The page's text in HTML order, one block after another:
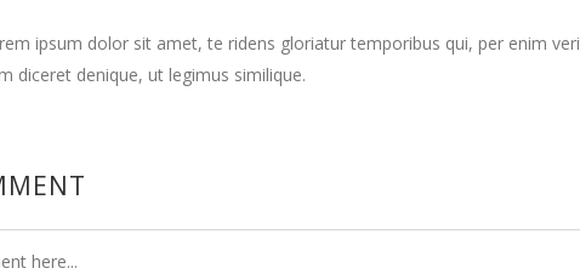
ipsum dolor sit amet, te ridens gloriatur temporibus qui, per enim
diceret denique, ut legimus similique.